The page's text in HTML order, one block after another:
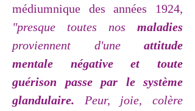
médiumnique des années 1924,
"presque toutes nos maladies
proviennent d'une attitude
mentale négative et toute
guérison passe par le système
glandulaire. Peur, joie, colère